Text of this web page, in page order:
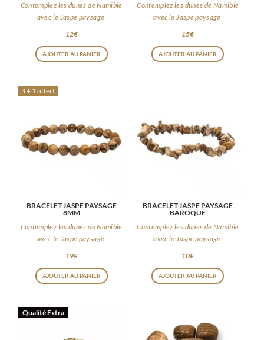
Contemplez les dunes de Namibie
avec le Jaspe paysage
12€
AJOUTER AU PANIER
Contemplez les dunes de Namibie
avec le Jaspe paysage
15€
AJOUTER AU PANIER
3 + 1 offert
BRACELET JASPE PAYSAGE
8MM
Contemplez les dunes de Namibie
avec le Jaspe paysage
19€
AJOUTER AU PANIER
BRACELET JASPE PAYSAGE
BAROQUE
Contemplez les dunes de Namibie
avec le Jaspe paysage
10€
AJOUTER AU PANIER
Qualité Extra